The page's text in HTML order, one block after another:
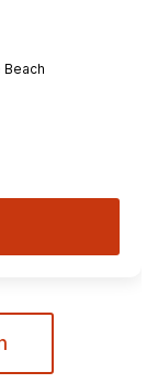
Beach